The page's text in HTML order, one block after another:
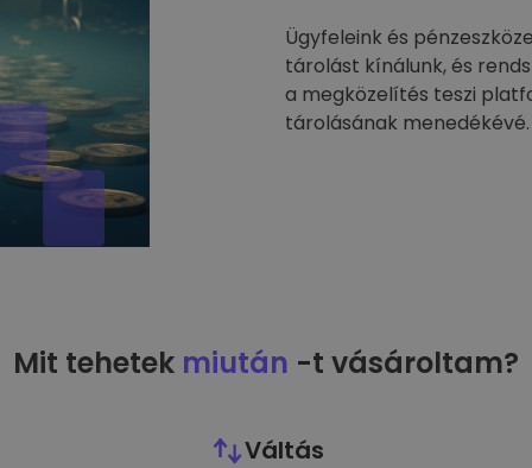
Ügyfeleink és
tárolást kínálunk, és
a megközelítés teszi
tárolásának menedékévé.
Mit tehetek miután -t vásároltam?
Váltás